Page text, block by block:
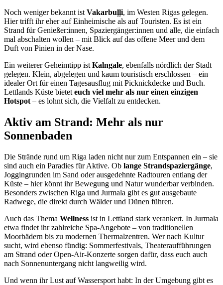
Noch weniger bekannt ist Vakarbuļļi, im Westen Rigas gelegen.
Hier trifft ihr eher auf Einheimische als auf Touristen. Es ist ein
Strand für Genießer:innen, Spaziergänger:innen und alle, die einfach
mal abschalten wollen – mit Blick auf das offene Meer und dem
Duft von Pinien in der Nase.
Ein weiterer Geheimtipp ist Kalngale, ebenfalls nördlich der Stadt
gelegen. Klein, abgelegen und kaum touristisch erschlossen – ein
idealer Ort für einen Tagesausflug mit Picknickdecke und Buch.
Lettlands Küste bietet euch viel mehr als nur einen einzigen
Hotspot – es lohnt sich, die Vielfalt zu entdecken.
Aktiv am Strand: Mehr als nur
Sonnenbaden
Die Strände rund um Riga laden nicht nur zum Entspannen ein – sie
sind auch ein Paradies für Aktive. Ob lange Strandspaziergänge,
Joggingrunden im Sand oder ausgedehnte Radtouren entlang der
Küste – hier könnt ihr Bewegung und Natur wunderbar verbinden.
Besonders zwischen Riga und Jurmala gibt es gut ausgebaute
Radwege, die direkt durch Wälder und Dünen führen.
Auch das Thema Wellness ist in Lettland stark verankert. In Jurmala
etwa findet ihr zahlreiche Spa-Angebote – von traditionellen
Moorbädern bis zu modernen Thermalzentren. Wer nach Kultur
sucht, wird ebenso fündig: Sommerfestivals, Theateraufführungen
am Strand oder Open-Air-Konzerte sorgen dafür, dass euch auch
nach Sonnenuntergang nicht langweilig wird.
Und wenn ihr Lust auf Wassersport habt: In der Umgebung gibt es